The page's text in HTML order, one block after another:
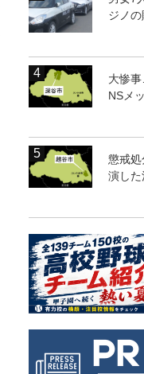
ジノの
大惨
NSメ
懲戒
演し